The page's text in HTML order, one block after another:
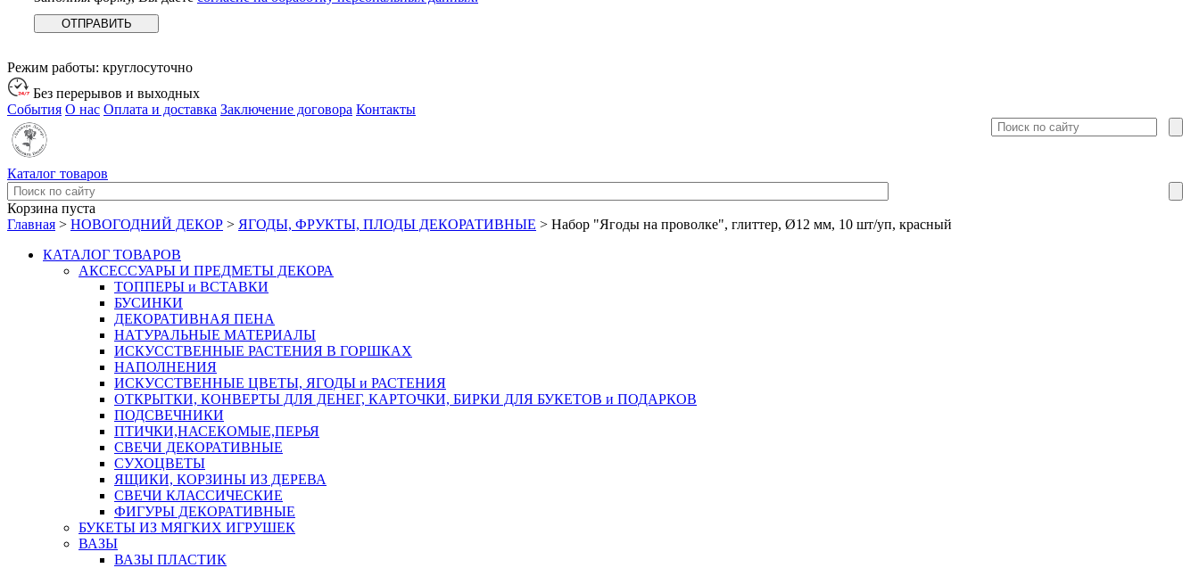
Режим работы: круглосуточно
Без перерывов и выходных
События О нас Оплата и доставка Заключение договора Контакты
Каталог товаров
Корзина пуста
Главная > НОВОГОДНИЙ ДЕКОР > ЯГОДЫ, ФРУКТЫ, ПЛОДЫ ДЕКОРАТИВНЫЕ > Набор "Ягоды на проволке", глиттер, Ø12 мм, 10 шт/уп, красный
КАТАЛОГ ТОВАРОВ
АКСЕССУАРЫ И ПРЕДМЕТЫ ДЕКОРА
ТОППЕРЫ и ВСТАВКИ
БУСИНКИ
ДЕКОРАТИВНАЯ ПЕНА
НАТУРАЛЬНЫЕ МАТЕРИАЛЫ
ИСКУССТВЕННЫЕ РАСТЕНИЯ В ГОРШКАХ
НАПОЛНЕНИЯ
ИСКУССТВЕННЫЕ ЦВЕТЫ, ЯГОДЫ и РАСТЕНИЯ
ОТКРЫТКИ, КОНВЕРТЫ ДЛЯ ДЕНЕГ, КАРТОЧКИ, БИРКИ ДЛЯ БУКЕТОВ и ПОДАРКОВ
ПОДСВЕЧНИКИ
ПТИЧКИ,НАСЕКОМЫЕ,ПЕРЬЯ
СВЕЧИ ДЕКОРАТИВНЫЕ
СУХОЦВЕТЫ
ЯЩИКИ, КОРЗИНЫ ИЗ ДЕРЕВА
СВЕЧИ КЛАССИЧЕСКИЕ
ФИГУРЫ ДЕКОРАТИВНЫЕ
БУКЕТЫ ИЗ МЯГКИХ ИГРУШЕК
ВАЗЫ
ВАЗЫ ПЛАСТИК